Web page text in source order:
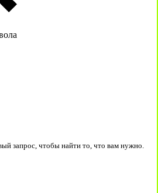
запрос, чтобы найти то, что вам нужно.